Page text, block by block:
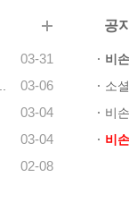
03-31
03-06
03-04
03-04
02-08
공
비
소
비
비